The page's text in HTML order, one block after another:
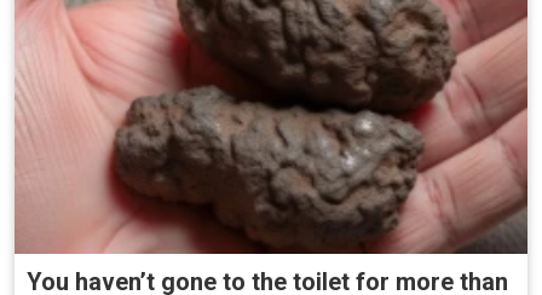
You haven’t gone to the toilet for more than